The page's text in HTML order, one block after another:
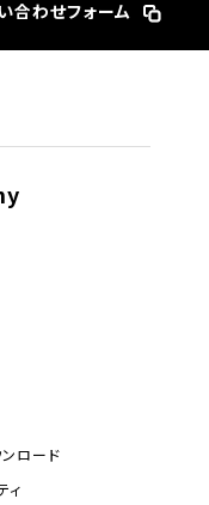
合わせフォーム
ロード
ィ